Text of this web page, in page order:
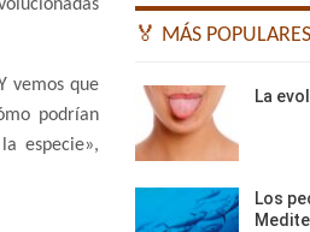
vemos que
podrían
especie»,
🏅 MÁS POPULARES
La
Los